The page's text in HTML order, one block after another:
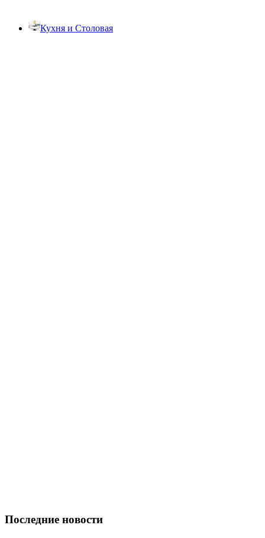
Кухня и Столовая
Последние новости